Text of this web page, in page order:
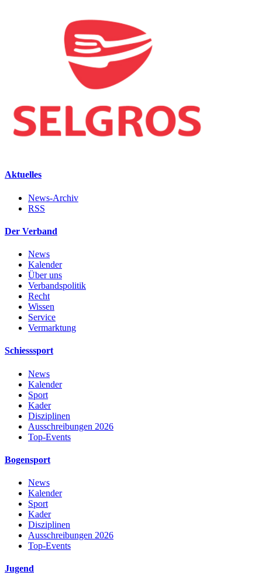
Aktuelles
News-Archiv
RSS
Der Verband
News
Kalender
Über uns
Verbandspolitik
Recht
Wissen
Service
Vermarktung
Schiesssport
News
Kalender
Sport
Kader
Disziplinen
Ausschreibungen 2026
Top-Events
Bogensport
News
Kalender
Sport
Kader
Disziplinen
Ausschreibungen 2026
Top-Events
Jugend